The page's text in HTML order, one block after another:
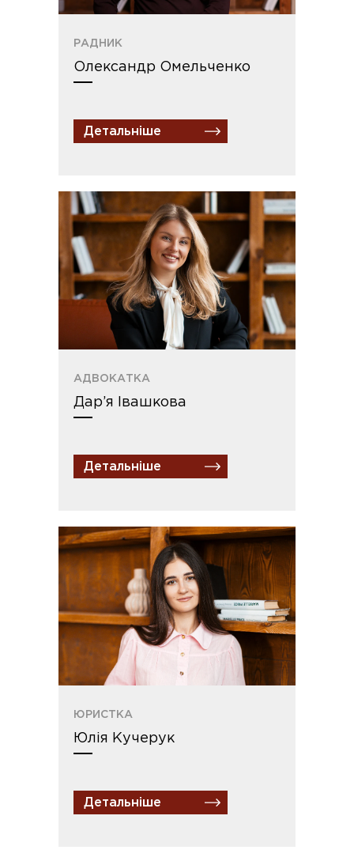
РАДНИК
Олександр Омельченко
Детальніше
АДВОКАТКА
Дар’я Івашкова
Детальніше
ЮРИСТКА
Юлія Кучерук
Детальніше